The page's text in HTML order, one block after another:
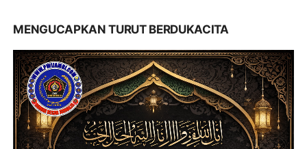
MENGUCAPKAN TURUT BERDUKACITA